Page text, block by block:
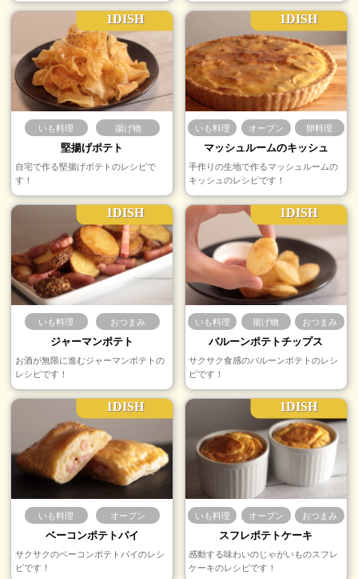
1DISH
いも料理 揚げ物
堅揚げポテト
自宅で作る堅揚げポテトのレシピで
す！
1DISH
いも料理 オーブン 卵料理
マッシュルームのキッシュ
手作りの生地で作るマッシュルームの
キッシュのレシピです！
1DISH
いも料理 おつまみ
ジャーマンポテト
お酒が無限に進むジャーマンポテトの
レシピです！
1DISH
いも料理 揚げ物 おつまみ
バルーンポテトチップス
サクサク食感のバルーンポテトのレシ
ピです！
1DISH
いも料理 オーブン
ベーコンポテトパイ
サクサクのベーコンポテトパイのレシ
ピです！
1DISH
いも料理 オーブン おつまみ
スフレポテトケーキ
感動する味わいのじゃがいものスフレ
ケーキのレシピです！